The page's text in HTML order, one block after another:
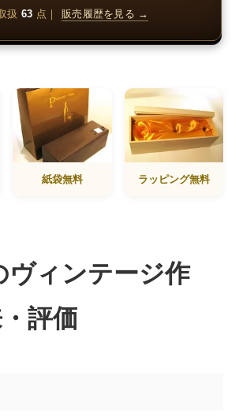
扱 63 点｜ 販売履歴を見る →
紙袋無料 ラッピング無料
ヴィンテージ作
評価